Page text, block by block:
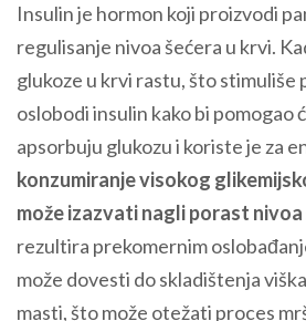
Insulin je hormon koji proizvodi
regulisanje nivoa šećera u krvi.
glukoze u krvi rastu, što stimuliše
oslobodi insulin kako bi pomogao
apsorbuju glukozu i koriste je za
konzumiranje visokog
može izazvati nagli porast
rezultira prekomernim
može dovesti do skladištenja
masti, što može otežati proces